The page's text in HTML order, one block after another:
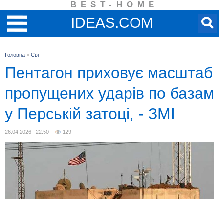
BEST-HOME
IDEAS.COM
Головна > Світ
Пентагон приховує масштаб
пропущених ударів по базам
у Перській затоці, - ЗМІ
26.04.2026 22:50 129